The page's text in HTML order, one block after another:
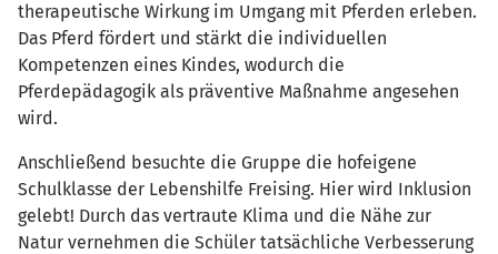
therapeutische Wirkung im Umgang mit Pferden erleben.
Das Pferd fördert und stärkt die individuellen
Kompetenzen eines Kindes, wodurch die
Pferdepädagogik als präventive Maßnahme angesehen
wird.
Anschließend besuchte die Gruppe die hofeigene
Schulklasse der Lebenshilfe Freising. Hier wird Inklusion
gelebt! Durch das vertraute Klima und die Nähe zur
Natur vernehmen die Schüler tatsächliche Verbesserung